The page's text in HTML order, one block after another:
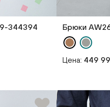
344394 Брюки
Цена: 449